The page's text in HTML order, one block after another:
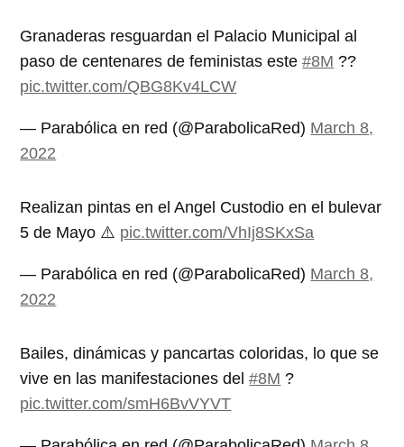
Granaderas resguardan el Palacio Municipal al
paso de centenares de feministas este#8M ??
pic.twitter.com/QBG8Kv4LCW
— Parabólica en red (@ParabolicaRed) March 8,
2022
Realizan pintas en el Angel Custodio en el bulevar
5 de Mayo ⚠️ pic.twitter.com/VhIj8SKxSa
— Parabólica en red (@ParabolicaRed) March 8,
2022
Bailes, dinámicas y pancartas coloridas, lo que se
vive en las manifestaciones del#8M ?
pic.twitter.com/smH6BvVYVT